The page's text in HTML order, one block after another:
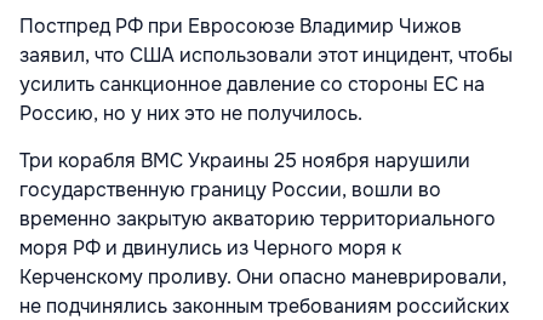
Постпред РФ при Евросоюзе Владимир Чижов
заявил, что США использовали этот инцидент, чтобы
усилить санкционное давление со стороны ЕС на
Россию, но у них это не получилось.
Три корабля ВМС Украины 25 ноября нарушили
государственную границу России, вошли во
временно закрытую акваторию территориального
моря РФ и двинулись из Черного моря к
Керченскому проливу. Они опасно маневрировали,
не подчинялись законным требованиям российских